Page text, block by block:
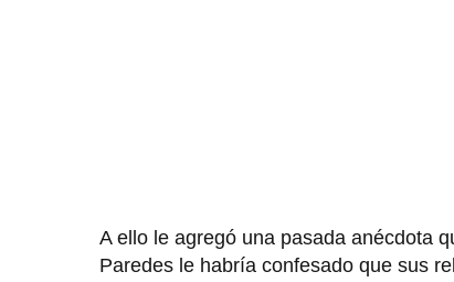
A ello le agregó una pasada anécdota
Paredes le habría confesado que sus